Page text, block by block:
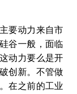
要动力来自市
谷一般，面临
动力要么是开
创新。不管做
在之前的工业